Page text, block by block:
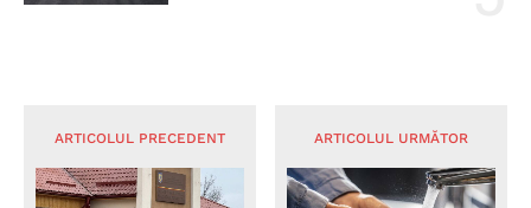
ARTICOLUL PRECEDENT ARTICOLUL URMĂTOR